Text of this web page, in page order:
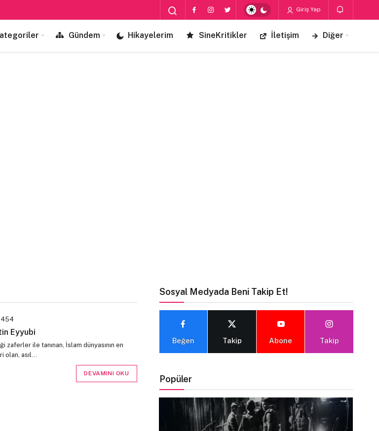
Giriş Yap
Gündem Hikayelerim SineKritikler İletişim Diğer
Eyyubi
zaferler ile tanınan, İslam dünyasının en
olan, asıl…
DEVAMINI OKU
Sosyal Medyada Beni Takip Et!
Beğen Takip Abone Takip
Popüler